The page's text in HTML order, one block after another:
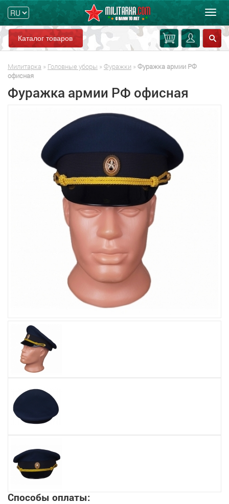
Каталог товаров
Милитарка » Головные уборы » Фуражки » Фуражка армии РФ
офисная
Фуражка армии РФ офисная
Способы оплаты: